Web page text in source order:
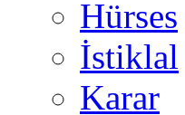
Hürses
İstiklal
Karar